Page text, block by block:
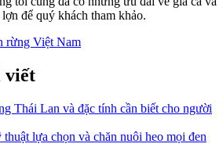
để quý khách tham khảo.
rừng Việt Nam
viết
Thái Lan và đặc tính cần biết cho người
lựa chọn và chăn nuôi heo mọi đen